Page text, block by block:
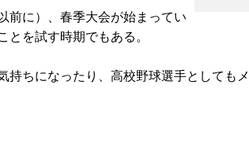
前に）、春季大会が始まってい
を試す時期でもある。
になったり、高校野球選手としても